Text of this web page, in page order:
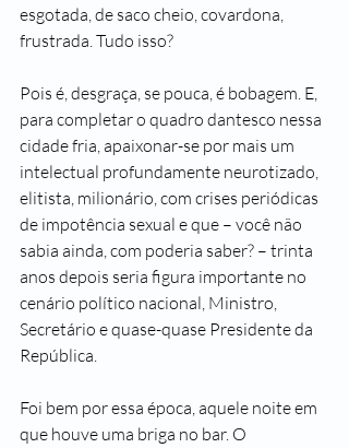
esgotada, de saco cheio, covardona,
frustrada. Tudo isso?
Pois é, desgraça, se pouca, é bobagem. E,
para completar o quadro dantesco nessa
cidade fria, apaixonar-se por mais um
intelectual profundamente neurotizado,
elitista, milionário, com crises periódicas
de impotência sexual e que – você não
sabia ainda, com poderia saber? – trinta
anos depois seria figura importante no
cenário político nacional, Ministro,
Secretário e quase-quase Presidente da
República.
Foi bem por essa época, aquele noite em
que houve uma briga no bar. O